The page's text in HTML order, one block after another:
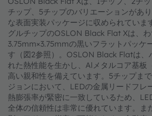
チップ、5チップのバリエーションがあ
な表面実装パッケージに収められていま
グルチップのOSLON Black Flat Xは、
3.75mm×3.75mmの黒いフラットパッケ
す（図2参照）。OSLON Black Flatは、
れた熱性能を生かし、Alメタルコア基板
高い親和性を備えています。5チップま
ジョンにおいて、LEDの金属リードフレ
熱膨張率が緊密に一致しているため、
全体の信頼性は非常に優れています。ま